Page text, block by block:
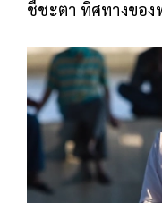
ชี้ชะตา ทิศทางขอ